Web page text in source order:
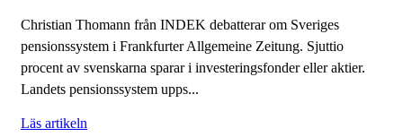
Christian Thomann från INDEK debatterar om Sveriges
pensionssystem i Frankfurter Allgemeine Zeitung. Sjuttio
procent av svenskarna sparar i investeringsfonder eller aktier.
Landets pensionssystem upps...
Läs artikeln